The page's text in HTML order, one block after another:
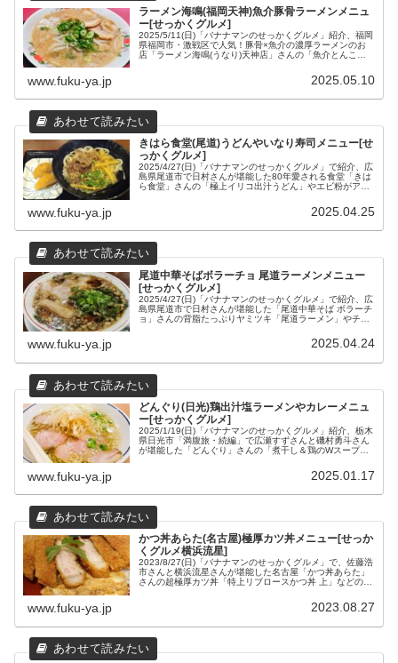
ラーメン海鳴(福岡天神)魚介豚骨ラーメンメニュ
ー[せっかくグルメ]
2025/5/11(日)「バナナマンのせっかくグルメ」紹介、福岡
県福岡市・激戦区で人気！豚骨×魚介の濃厚ラーメンのお
店「ラーメン海鳴(うなり)天神店」さんの「魚介とんこつ
どのメニューと、「天神店」さんをはじめ7店舗の場所や
営業時間などの店舗情報をまとめてみました。
www.fuku-ya.jp 2025.05.10
きはら食堂(尾道)うどんやいなり寿司メニュー[せ
っかくグルメ]
2025/4/27(日)「バナナマンのせっかくグルメ」で紹介、広
島県尾道市で日村さんが堪能した80年愛される食堂「きは
ら食堂」さんの「極上イリコ出汁うどん」やエビ粉がアク
ーと、場所や営業時間などの店舗情報をまとめてみまし
www.fuku-ya.jp 2025.04.25
尾道中華そばボラーチョ 尾道ラーメンメニュー
[せっかくグルメ]
2025/4/27(日)「バナナマンのせっかくグルメ」で紹介、広
島県尾道市で日村さんが堪能した「尾道中華そば ボラーチ
ョ」さんの背脂たっぷりヤミツキ「尾道ラーメン」やチャ
ナーメニューと、場所や営業時間などの店舗情報をまとめ
www.fuku-ya.jp 2025.04.24
どんぐり(日光)鶏出汁塩ラーメンやカレーメニュ
ー[せっかくグルメ]
2025/1/19(日)「バナナマンのせっかくグルメ」紹介、栃木
県日光市「満腹旅・続編」で広瀬すずさんと磯村勇斗さん
が堪能した「どんぐり」さんの「煮干し＆鶏のWスープ」
り「コトコト煮込んだ特製カレー」などのメニューと、場
所や営業時間などの店舗情報をまとめてみました。
www.fuku-ya.jp 2025.01.17
かつ丼あらた(名古屋)極厚カツ丼メニュー[せっか
くグルメ横浜流星]
2023/8/27(日)「バナナマンのせっかくグルメ」で、佐藤浩
市さんと横浜流星さんが堪能した名古屋「かつ丼あらた」
さんの超極厚カツ丼「特上リブロースかつ丼 上」などのメ
www.fuku-ya.jp 2023.08.27